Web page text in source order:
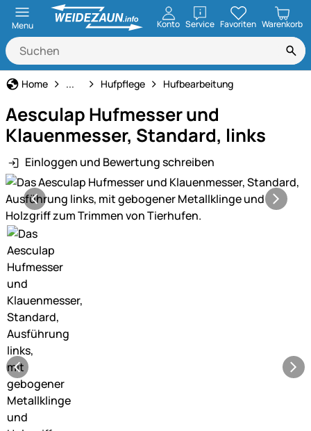
Menu Konto ServiceöffnenFavoriten Warenkorb
Home Pferdehaltung
... Hufpflege Hufbearbeitung
Aesculap Hufmesser und
Klauenmesser, Standard, links
Einloggen und Bewertung schreiben
Produktgalerie